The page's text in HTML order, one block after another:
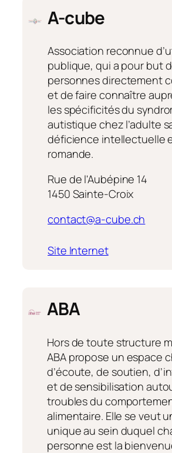
A-cube
Association reconnue
publique, qui a pour but
personnes directement
et de faire connaître
les spécificités du
autistique chez l’adulte
déficience intellectuelle
romande.
Rue de l'Aubépine 14
1450 Sainte-Croix
contact@a-cube.ch
Site Internet:
ABA
Hors de toute structure
ABA propose un espace
d’écoute, de soutien,
et de sensibilisation
troubles du
alimentaire. Elle se veut
unique au sein duquel
personne est la